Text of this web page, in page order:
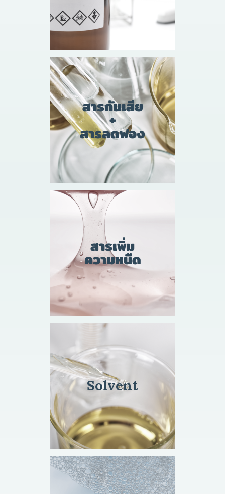
สารกันเสีย
+
สารลดฟอง
สารเพิ่ม
ความหนืด
Solvent